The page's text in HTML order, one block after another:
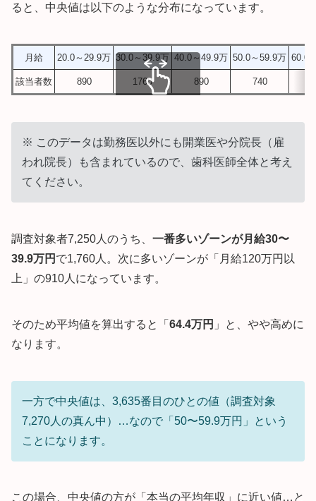
ると、中央値は以下のような分布になっています。
月給 20.0～29.9万 30.0～39.9万 40.0～49.9万 50.0～59.9万 60.0
該当者数 890 1760 890 740
※ このデータは勤務医以外にも開業医や分院長（雇
われ院長）も含まれているので、歯科医師全体と考え
てください。
調査対象者7,250人のうち、 一番多いゾーンが月給30〜
39.9万円 で1,760人。次に多いゾーンが「月給120万円以
上」の910人になっています。
そのため平均値を算出すると「 64.4万円 」と、やや高めに
なります。
一方で中央値は、3,635番目のひとの値（調査対象
7,270人の真ん中）…なので「50〜59.9万円」という
ことになります。
この場合、中央値の方が「本当の平均年収」に近い値…と